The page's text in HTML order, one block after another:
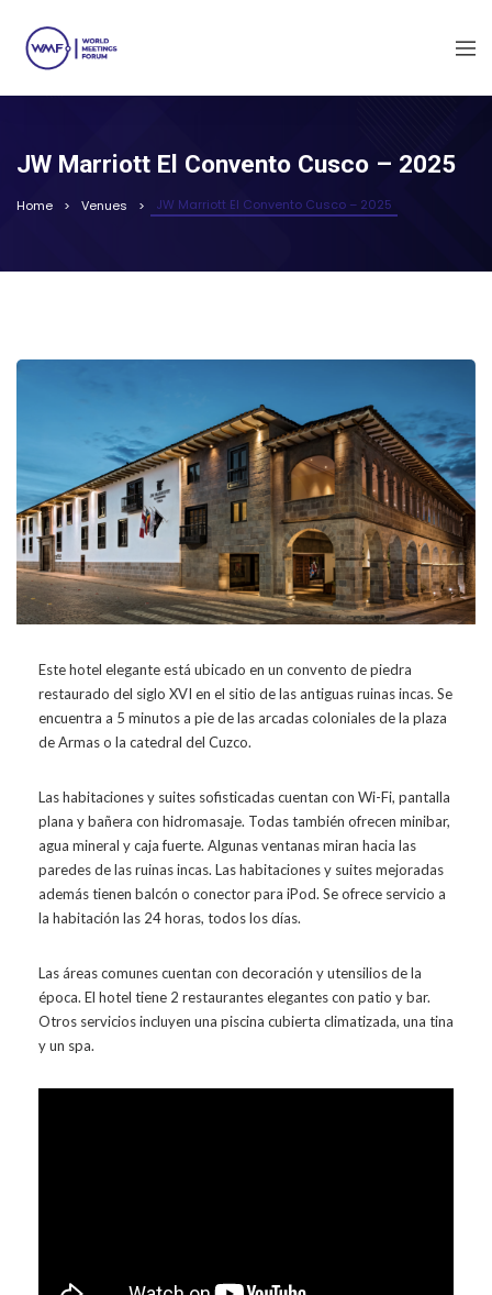
JW Marriott El Convento Cusco – 2025
Home Venues JW Marriott El Convento Cusco – 2025
Este hotel elegante está ubicado en un convento de piedra
restaurado del siglo XVI en el sitio de las antiguas ruinas incas. Se
encuentra a 5 minutos a pie de las arcadas coloniales de la plaza
de Armas o la catedral del Cuzco.
Las habitaciones y suites sofisticadas cuentan con Wi-Fi, pantalla
plana y bañera con hidromasaje. Todas también ofrecen minibar,
agua mineral y caja fuerte. Algunas ventanas miran hacia las
paredes de las ruinas incas. Las habitaciones y suites mejoradas
además tienen balcón o conector para iPod. Se ofrece servicio a
la habitación las 24 horas, todos los días.
Las áreas comunes cuentan con decoración y utensilios de la
época. El hotel tiene 2 restaurantes elegantes con patio y bar.
Otros servicios incluyen una piscina cubierta climatizada, una tina
y un spa.